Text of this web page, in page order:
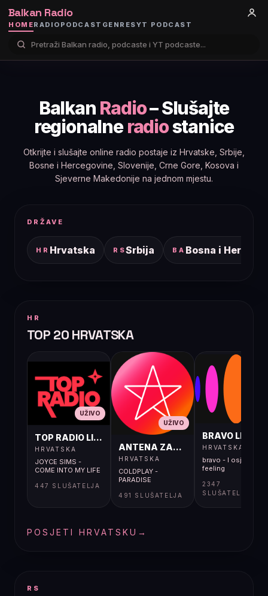
Balkan Radio
HOMERADIO PODCAST GENRESYT PODCAST
Balkan Radio– Slušajte
regionalneradiostanice
Otkrijte i slušajte online radio postaje iz Hrvatske, Srbije,
Bosne i Hercegovine, Slovenije, Crne Gore, Kosova i
Sjeverne Makedonije na jednom mjestu.
DRŽAVE
HR Hrvatska RSSrbija BA Bosna i
HR
TOP 20 HRVATSKA
UŽIVO
TOP RADIO LIVE
HRVATSKA
JOYCE SIMS -
COME INTO MY LIFE
447 SLUŠATELJA
UŽIVO
ANTENA ZAGREB LIVE
HRVATSKA
COLDPLAY -
PARADISE
491 SLUŠATELJA
BRAVO LIVE
HRVATSKA
bravo - I osjećaj i
feeling
2347
SLUŠATELJA
POSJETI HRVATSKU →
RS